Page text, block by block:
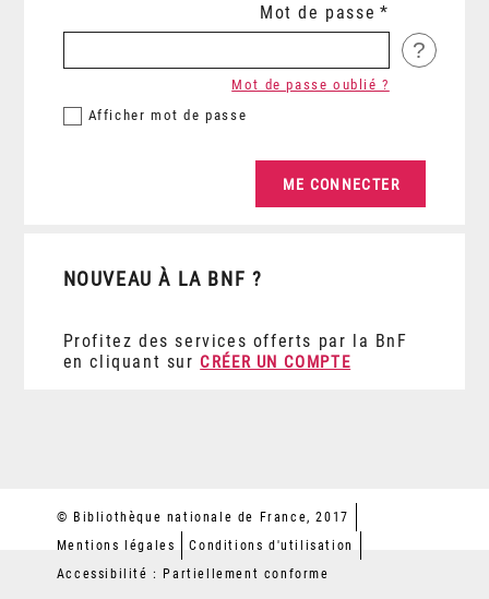
Mot de passe
?
Afficher mot de passe
Mot de passe oublié ?
NOUVEAU À LA BNF ?
Profitez des services offerts par la BnF
en cliquant sur CRÉER UN COMPTE
© Bibliothèque nationale de France, 2017
Mentions légales
Conditions d'utilisation
Accessibilité : Partiellement conforme